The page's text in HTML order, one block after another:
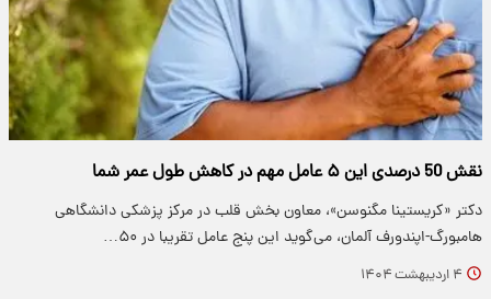
نقش 50 درصدی این ۵ عامل مهم در کاهش طول عمر شما
دکتر «کریستینا مگنوسن»، معاون بخش قلب در مرکز پزشکی دانشگاهی
هامبورگ-اپندورف آلمان، می‌گوید این پنج عامل تقریبا در ۵۰…
۴ اردیبهشت ۱۴۰۴